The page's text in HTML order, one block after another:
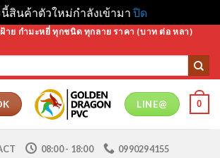
สินค้าตัวใหม่กำลังเข้ามา ปิด
าย กำมะหยี่ ทุกชนิด ทุกลาย ราคา (บาท ต่อ หลา)
LINE@ 0
08:00 - 18:00 0990294155